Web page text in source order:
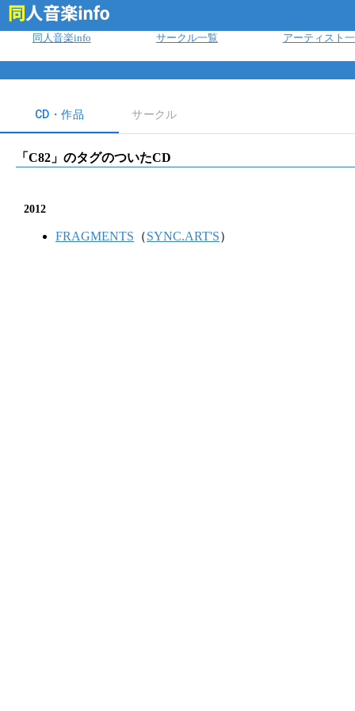
同人音楽info サークル一覧 アーティスト
CD・作品 サークル
「 C82 」のタグのついたCD
2012
FRAGMENTS （SYNC.ART'S）